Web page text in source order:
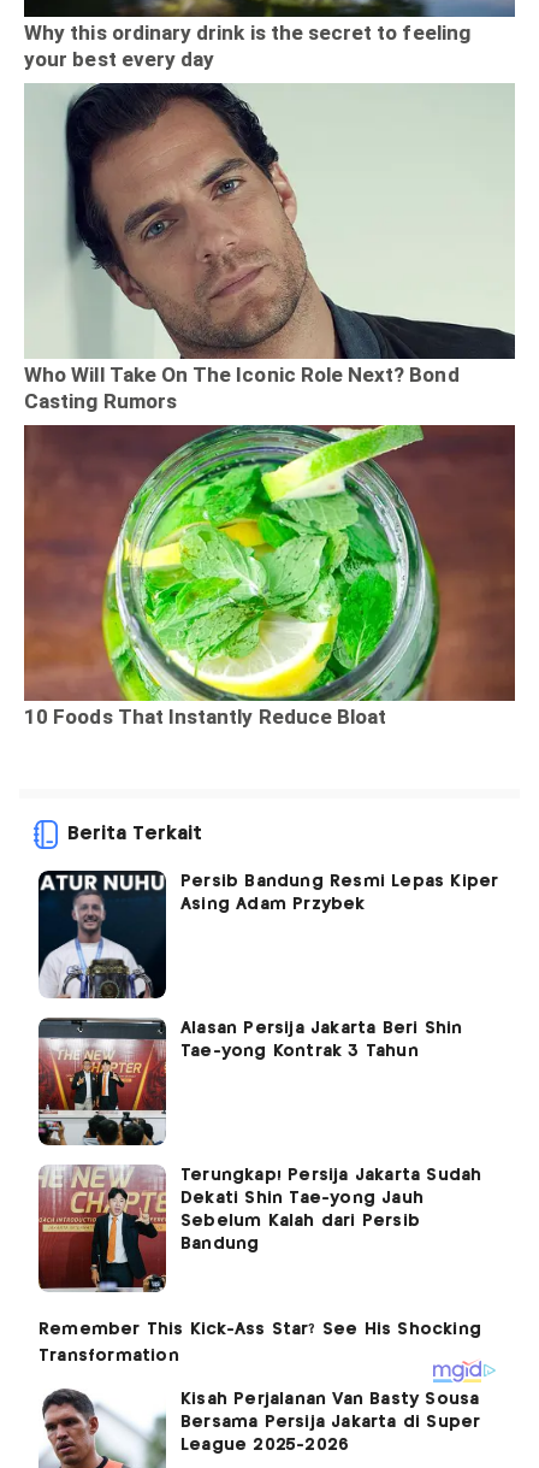
Berita Terkait
Persib Bandung Resmi Lepas Kiper
Asing Adam Przybek
Alasan Persija Jakarta Beri Shin
Tae-yong Kontrak 3 Tahun
Terungkap! Persija Jakarta Sudah
Dekati Shin Tae-yong Jauh
Sebelum Kalah dari Persib
Bandung
Kisah Perjalanan Van Basty Sousa
Bersama Persija Jakarta di Super
League 2025-2026